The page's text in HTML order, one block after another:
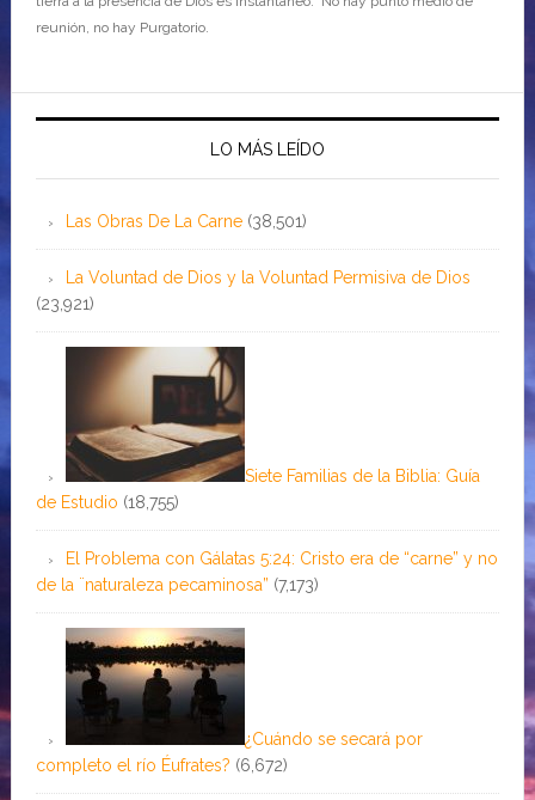
reunión, no hay Purgatorio.
LO MÁS LEÍDO
Las Obras De La Carne (38,501)
La Voluntad de Dios y la Voluntad Permisiva de Dios
(23,921)
Siete Familias de la Biblia: Guía
de Estudio (18,755)
El Problema con Gálatas 5:24: Cristo era de “carne” y no
de la ¨naturaleza pecaminosa” (7,173)
¿Cuándo se secará por
completo el río Éufrates? (6,672)